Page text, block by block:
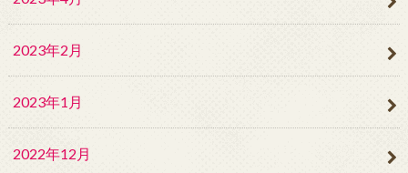
2023年2月
2023年1月
2022年12月